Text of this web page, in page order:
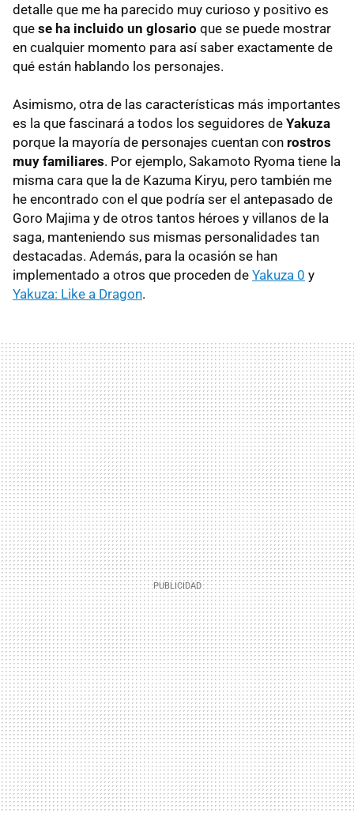
detalle que me ha parecido muy curioso y positivo es
que se ha incluido un glosario que se puede mostrar
en cualquier momento para así saber exactamente de
qué están hablando los personajes.
Asimismo, otra de las características más importantes
es la que fascinará a todos los seguidores de Yakuza
porque la mayoría de personajes cuentan con rostros
muy familiares. Por ejemplo, Sakamoto Ryoma tiene la
misma cara que la de Kazuma Kiryu, pero también me
he encontrado con el que podría ser el antepasado de
Goro Majima y de otros tantos héroes y villanos de la
saga, manteniendo sus mismas personalidades tan
destacadas. Además, para la ocasión se han
implementado a otros que proceden de Yakuza 0 y
Yakuza: Like a Dragon.